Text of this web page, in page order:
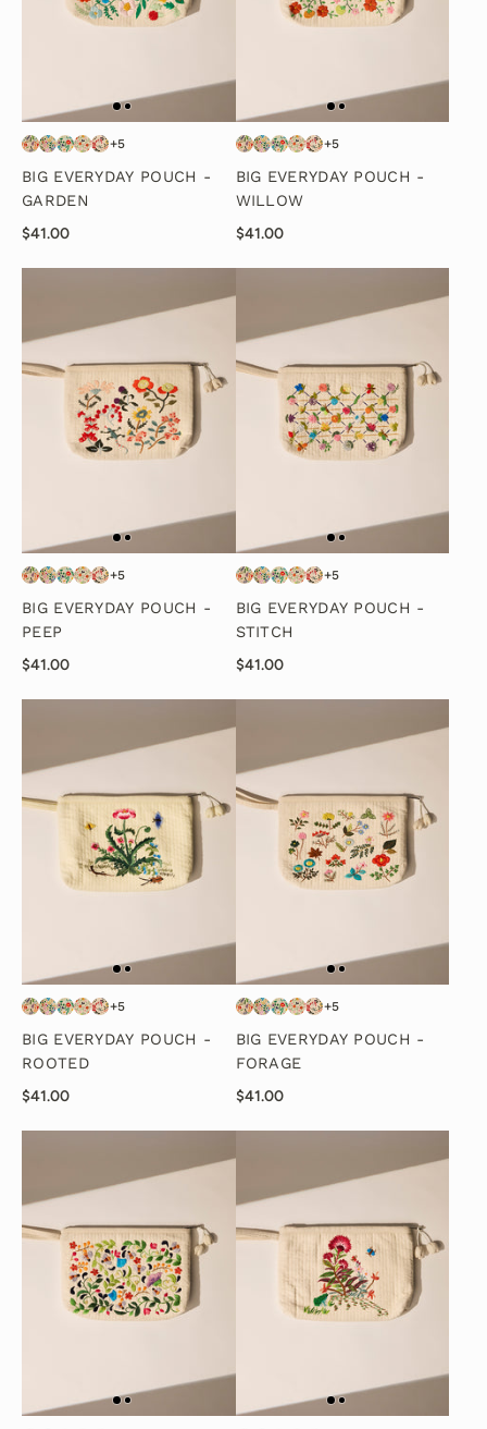
+5
BIG EVERYDAY POUCH -
GARDEN
$41.00
+5
BIG EVERYDAY POUCH -
WILLOW
$41.00
+5
BIG EVERYDAY POUCH -
PEEP
$41.00
+5
BIG EVERYDAY POUCH -
STITCH
$41.00
+5
BIG EVERYDAY POUCH -
ROOTED
$41.00
+5
BIG EVERYDAY POUCH -
FORAGE
$41.00